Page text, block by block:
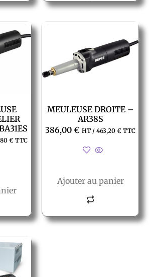
€TTC
MEULEUSE DROITE –
AR38S
386,00 € HT / 463,20 € TTC
Ajouter au panier